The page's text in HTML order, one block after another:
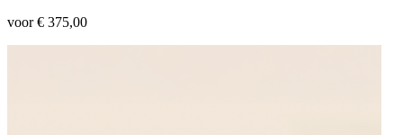
voor € 375,00